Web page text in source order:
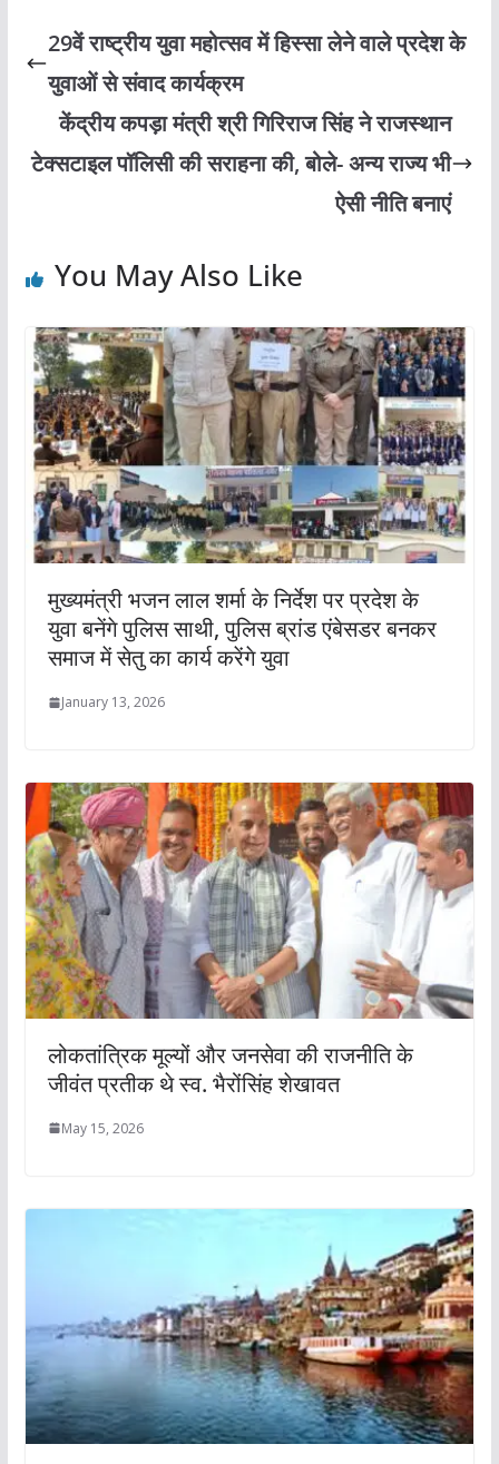
29वें राष्ट्रीय युवा महोत्सव में हिस्सा लेने वाले प्रदेश के
युवाओं से संवाद कार्यक्रम
केंद्रीय कपड़ा मंत्री श्री गिरिराज सिंह ने राजस्थान
टेक्सटाइल पॉलिसी की सराहना की, बोले- अन्य राज्य भी
ऐसी नीति बनाएं
You May Also Like
मुख्यमंत्री भजन लाल शर्मा के निर्देश पर प्रदेश के
युवा बनेंगे पुलिस साथी, पुलिस ब्रांड एंबेसडर बनकर
समाज में सेतु का कार्य करेंगे युवा
January 13, 2026
लोकतांत्रिक मूल्यों और जनसेवा की राजनीति के
जीवंत प्रतीक थे स्व. भैरोंसिंह शेखावत
May 15, 2026